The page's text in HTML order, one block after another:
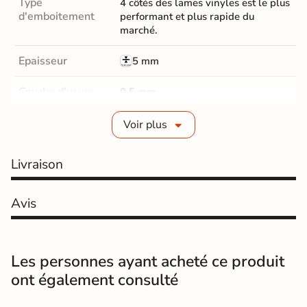
d'emboitement
4 côtés des lames vinyles est le plus
performant et plus rapide du
marché.
Epaisseur 5 mm
Couche d'usure 0,5 mm
Micro-Chanfreins
classe 23 résidentiel / 33
Pièces de
Salon / séjours
Cuisine
Hall / couloir
Voir plus
Livraison
Avis
Les personnes ayant acheté ce produit
ont également consulté